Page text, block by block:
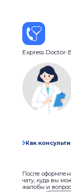
Express Doctor
Как
После
чату, куда вы
жалобы и